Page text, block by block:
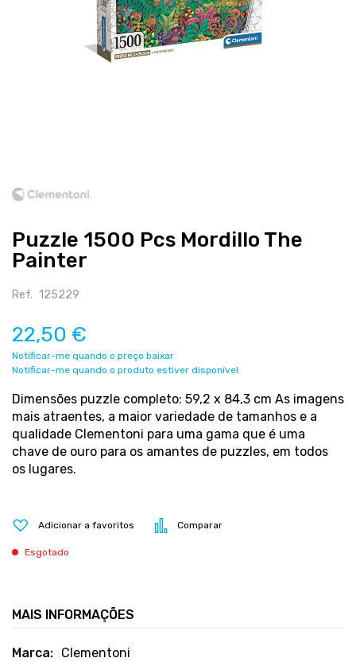
Puzzle 1500 Pcs Mordillo The
Painter
Ref. 125229
22,50 €
Notificar-me quando o preço baixar
Notificar-me quando o produto estiver disponível
Dimensões puzzle completo: 59,2 x 84,3 cm As imagens
mais atraentes, a maior variedade de tamanhos e a
qualidade Clementoni para uma gama que é uma
chave de ouro para os amantes de puzzles, em todos
os lugares.
Adicionar a favoritos Comparar
Esgotado
o
da
galeria
de
imagens
MAIS INFORMAÇÕES
Mais
Clementoni